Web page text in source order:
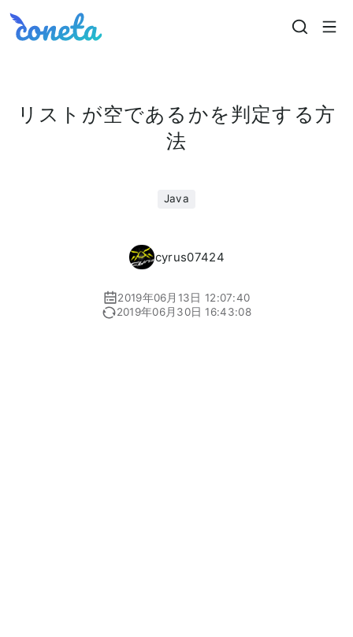
Coneta
リストが空であるかを判定する方
法
Java
cyrus07424
2019年06月13日 12:07:40
2019年06月30日 16:43:08